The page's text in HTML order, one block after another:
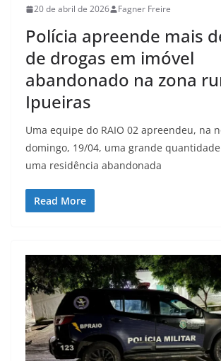
20 de abril de 2026 Fagner Freire
Polícia apreende mais
de drogas em imóvel
abandonado na zona
Ipueiras
Uma equipe do RAIO 02 apreendeu, na
domingo, 19/04, uma grande
uma residência abandonada
Read More